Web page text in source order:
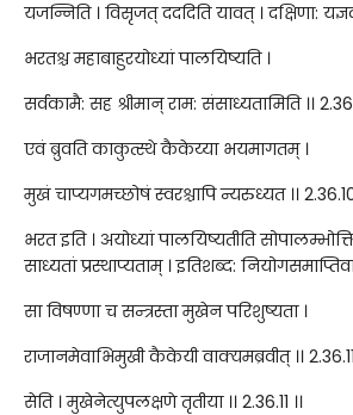
यजन्निति । विसृजत् दददिति यावत् । दक्षिणा:
भरतश्च महाबाहुरयोध्यां पालयिष्यति ।
सर्वकामै: सह श्रीमान् राम: संसाध्यतामिति ।।
एवं ब्रुवति काकुत्स्थे कैकेय्या भयमागतम् ।
मुखं चाप्यगमच्छोषं स्वरश्चापि न्यरुध्यत ।। 2.36.10
भरत इति । अयोध्यां पालयिष्यतीति
साध्यतां प्रस्थाप्यताम् । इतिशब्द:
सा विषण्णा च सन्त्रस्ता मुखेन परिशुष्यता ।
राजानमेवाभिमुखी कैकेयी वाक्यमब्रवीत् ।। 2.36.11
सेति । मुखेनेत्युपलक्षणे तृतीया ।। 2.36.11 ।।